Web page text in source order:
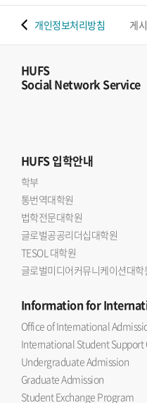
하나의 가치(김민석 선
진행하며 금융산업과
공유했다.이어 국제관
연구회의 비전과 주요
이후 질의응답을 통해 국
자본의 역할 등에 대해
국제관계연구회 이승우 회장(
흐름은 국제관계 연구
이번 세미나를 통해 학회
넓히고 보다 다차원적인
되었다 고 소감을 밝혔다.
개인정보처리방침 게
HUFS
Social Network Service
HUFS입학안내
학부
통번역대학원
법학전문대학원
글로벌공공리더십대학원
TESOL 대학원
글로벌미디어커뮤니케이션대학
Informationfor
Office of International
International Student Support
Undergraduate Admission
Graduate Admission
Student Exchange Program